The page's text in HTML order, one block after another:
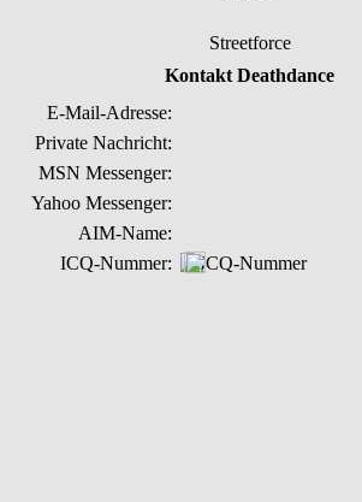
Streetforce
Kontakt Deathdance
E-Mail-Adresse:
Private Nachricht:
MSN Messenger:
Yahoo Messenger:
AIM-Name:
ICQ-Nummer: